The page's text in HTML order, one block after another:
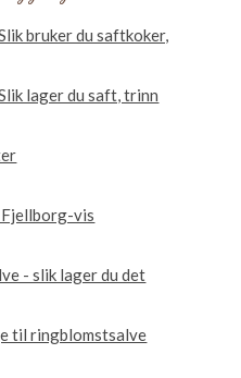
bruker du saftkoker,
lager du saft, trinn
vis
- slik lager du det
til ringblomstsalve